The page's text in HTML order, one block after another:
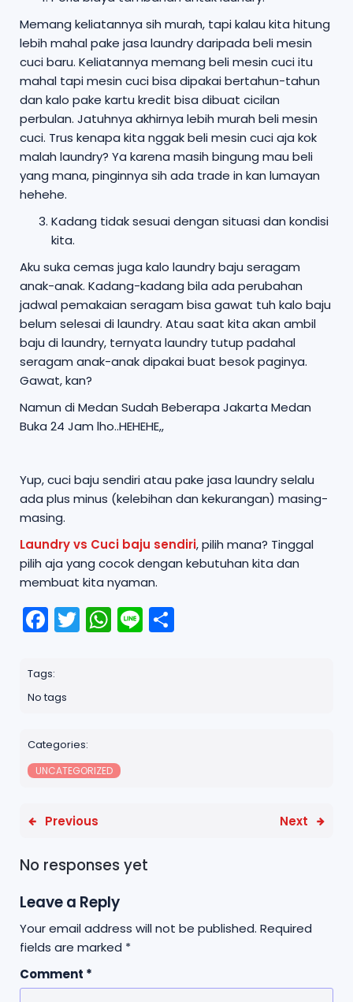
Memang keliatannya sih murah, tapi kalau kita hitung
lebih mahal pake jasa laundry daripada beli mesin
cuci baru. Keliatannya memang beli mesin cuci itu
mahal tapi mesin cuci bisa dipakai bertahun-tahun
dan kalo pake kartu kredit bisa dibuat cicilan
perbulan. Jatuhnya akhirnya lebih murah beli mesin
cuci. Trus kenapa kita nggak beli mesin cuci aja kok
malah laundry? Ya karena masih bingung mau beli
yang mana, pinginnya sih ada trade in kan lumayan
hehehe.
Kadang tidak sesuai dengan situasi dan kondisi
kita.
Aku suka cemas juga kalo laundry baju seragam
anak-anak. Kadang-kadang bila ada perubahan
jadwal pemakaian seragam bisa gawat tuh kalo baju
belum selesai di laundry. Atau saat kita akan ambil
baju di laundry, ternyata laundry tutup padahal
seragam anak-anak dipakai buat besok paginya.
Gawat, kan?
Namun di Medan Sudah Beberapa Jakarta Medan
Buka 24 Jam lho..HEHEHE,,
Yup, cuci baju sendiri atau pake jasa laundry selalu
ada plus minus (kelebihan dan kekurangan) masing-
masing.
Laundry vs Cuci baju sendiri, pilih mana? Tinggal
pilih aja yang cocok dengan kebutuhan kita dan
membuat kita nyaman.
F
a
c
e
o
o
T
w
r
W
h
p
Li
n
Tags:
No tags
Categories:
UNCATEGORIZED
Previous Next
No responses yet
Leave a Reply
Your email address will not be published. Required
fields are marked *
Comment *